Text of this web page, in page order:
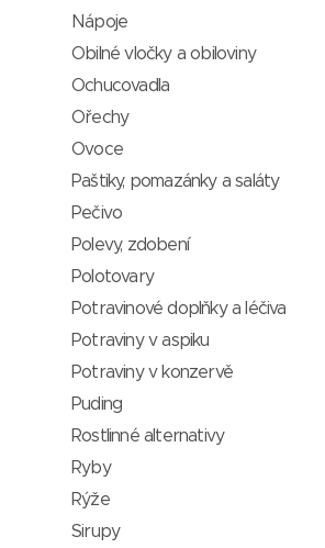
Nápoje
Obilné vločky a obiloviny
Ochucovadla
Ořechy
Ovoce
Paštiky, pomazánky a saláty
Pečivo
Polevy, zdobení
Polotovary
Potravinové doplňky a léčiva
Potraviny v aspiku
Potraviny v konzervě
Puding
Rostlinné alternativy
Ryby
Rýže
Sirupy